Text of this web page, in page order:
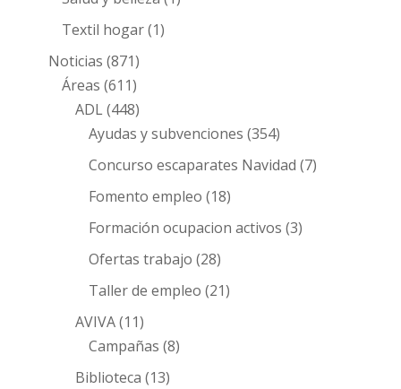
Textil hogar(1)
Noticias (871)
Áreas (611)
ADL(448)
Ayudas y subvenciones (354)
Concurso escaparates Navidad (7)
Fomento empleo (18)
Formación ocupacion activos (3)
Ofertas trabajo (28)
Taller de empleo (21)
AVIVA(11)
Campañas (8)
Biblioteca (13)